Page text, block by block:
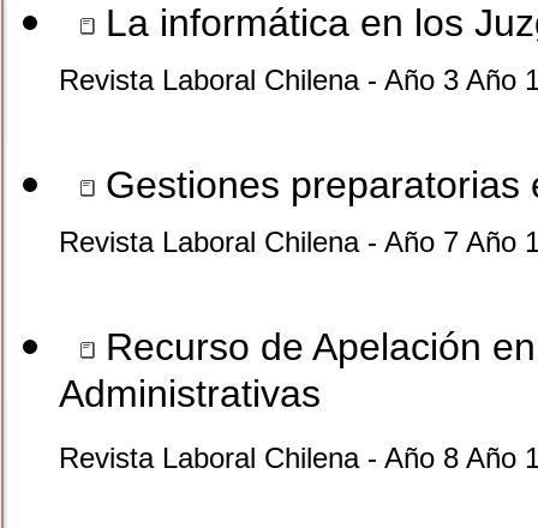
La informática en los
Revista Laboral Chilena - Año 3 Año
Gestiones
Revista Laboral Chilena - Año 7 Año
Recurso de Apelación
Administrativas
Revista Laboral Chilena - Año 8 Año